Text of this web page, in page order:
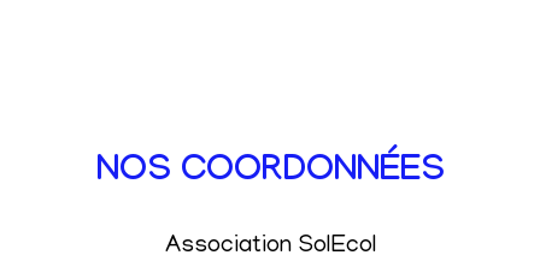
NOS COORDONNÉES
Association SolEcol